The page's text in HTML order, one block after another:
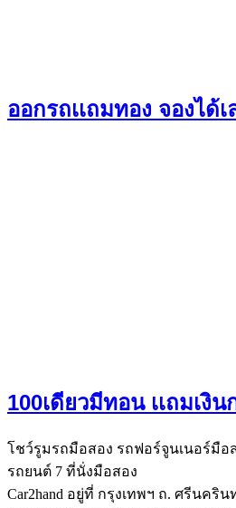
ออกรถเเถมทอง จองได้
100เดียวมีทอน เเถมเงิ
โชว์รูมรถมือสอง รถฟอร์จูนเนอร์มือ
รถยนต์ 7 ที่นั่งมือสอง
Car2hand อยู่ที่ กรุงเทพฯ ถ. ศรีนคริ